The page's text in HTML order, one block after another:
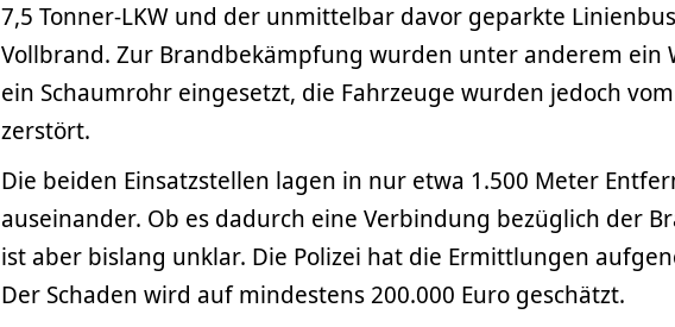
7,5 Tonner-LKW und der unmittelbar davor geparkte
Vollbrand. Zur Brandbekämpfung wurden unter anderem ein
ein Schaumrohr eingesetzt, die Fahrzeuge wurden jedoch
zerstört.
Die beiden Einsatzstellen lagen in nur etwa 1.500 Meter
auseinander. Ob es dadurch eine Verbindung bezüglich der
ist aber bislang unklar. Die Polizei hat die Ermittlungen
Der Schaden wird auf mindestens 200.000 Euro geschätzt.